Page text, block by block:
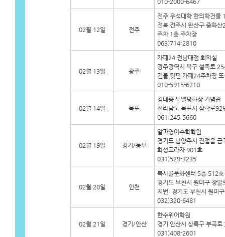
010-2000-6467
02월 12일 전주
전주 우석대학 한의학건물
전북 전주시 완산구 중화
주차 1층 주차장
063)714-2810
02월 13일 광주
카페24 전남대점 회의실
광주광역시 북구 설죽로
건물 뒷편 카페24주차장
010-5915-6210
02월 14일 목포
김대중 노벨평화상 기념관
전라남도 목포시 삼학로
061-245-5660
02월 19일 경기/동부
알파영어수학학원
경기도 남양주시 진접읍
화성프라자 901호
031)529-3235
02월 20일 인천
복사골문화센터 5층 512호
경기도 부천시 원미구 장
지번: 경기도 부천시 원미
032)320-6481
02월 21일 경기/안산
한수위어학원
경기 안산시 상록구 부곡로
031)408-2601